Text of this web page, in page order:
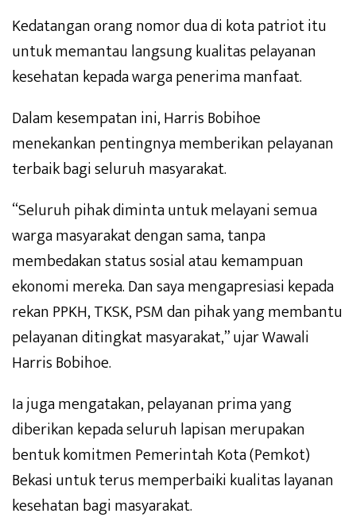
Kedatangan orang nomor dua di kota patriot itu
untuk memantau langsung kualitas pelayanan
kesehatan kepada warga penerima manfaat.
Dalam kesempatan ini, Harris Bobihoe
menekankan pentingnya memberikan pelayanan
terbaik bagi seluruh masyarakat.
“Seluruh pihak diminta untuk melayani semua
warga masyarakat dengan sama, tanpa
membedakan status sosial atau kemampuan
ekonomi mereka. Dan saya mengapresiasi kepada
rekan PPKH, TKSK, PSM dan pihak yang membantu
pelayanan ditingkat masyarakat,” ujar Wawali
Harris Bobihoe.
Ia juga mengatakan, pelayanan prima yang
diberikan kepada seluruh lapisan merupakan
bentuk komitmen Pemerintah Kota (Pemkot)
Bekasi untuk terus memperbaiki kualitas layanan
kesehatan bagi masyarakat.